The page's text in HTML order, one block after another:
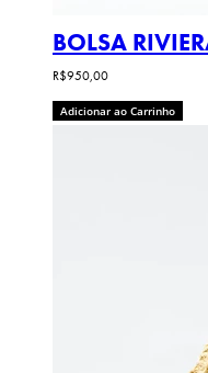
BOLSA
R$950,00
Adicionar ao Carrinho